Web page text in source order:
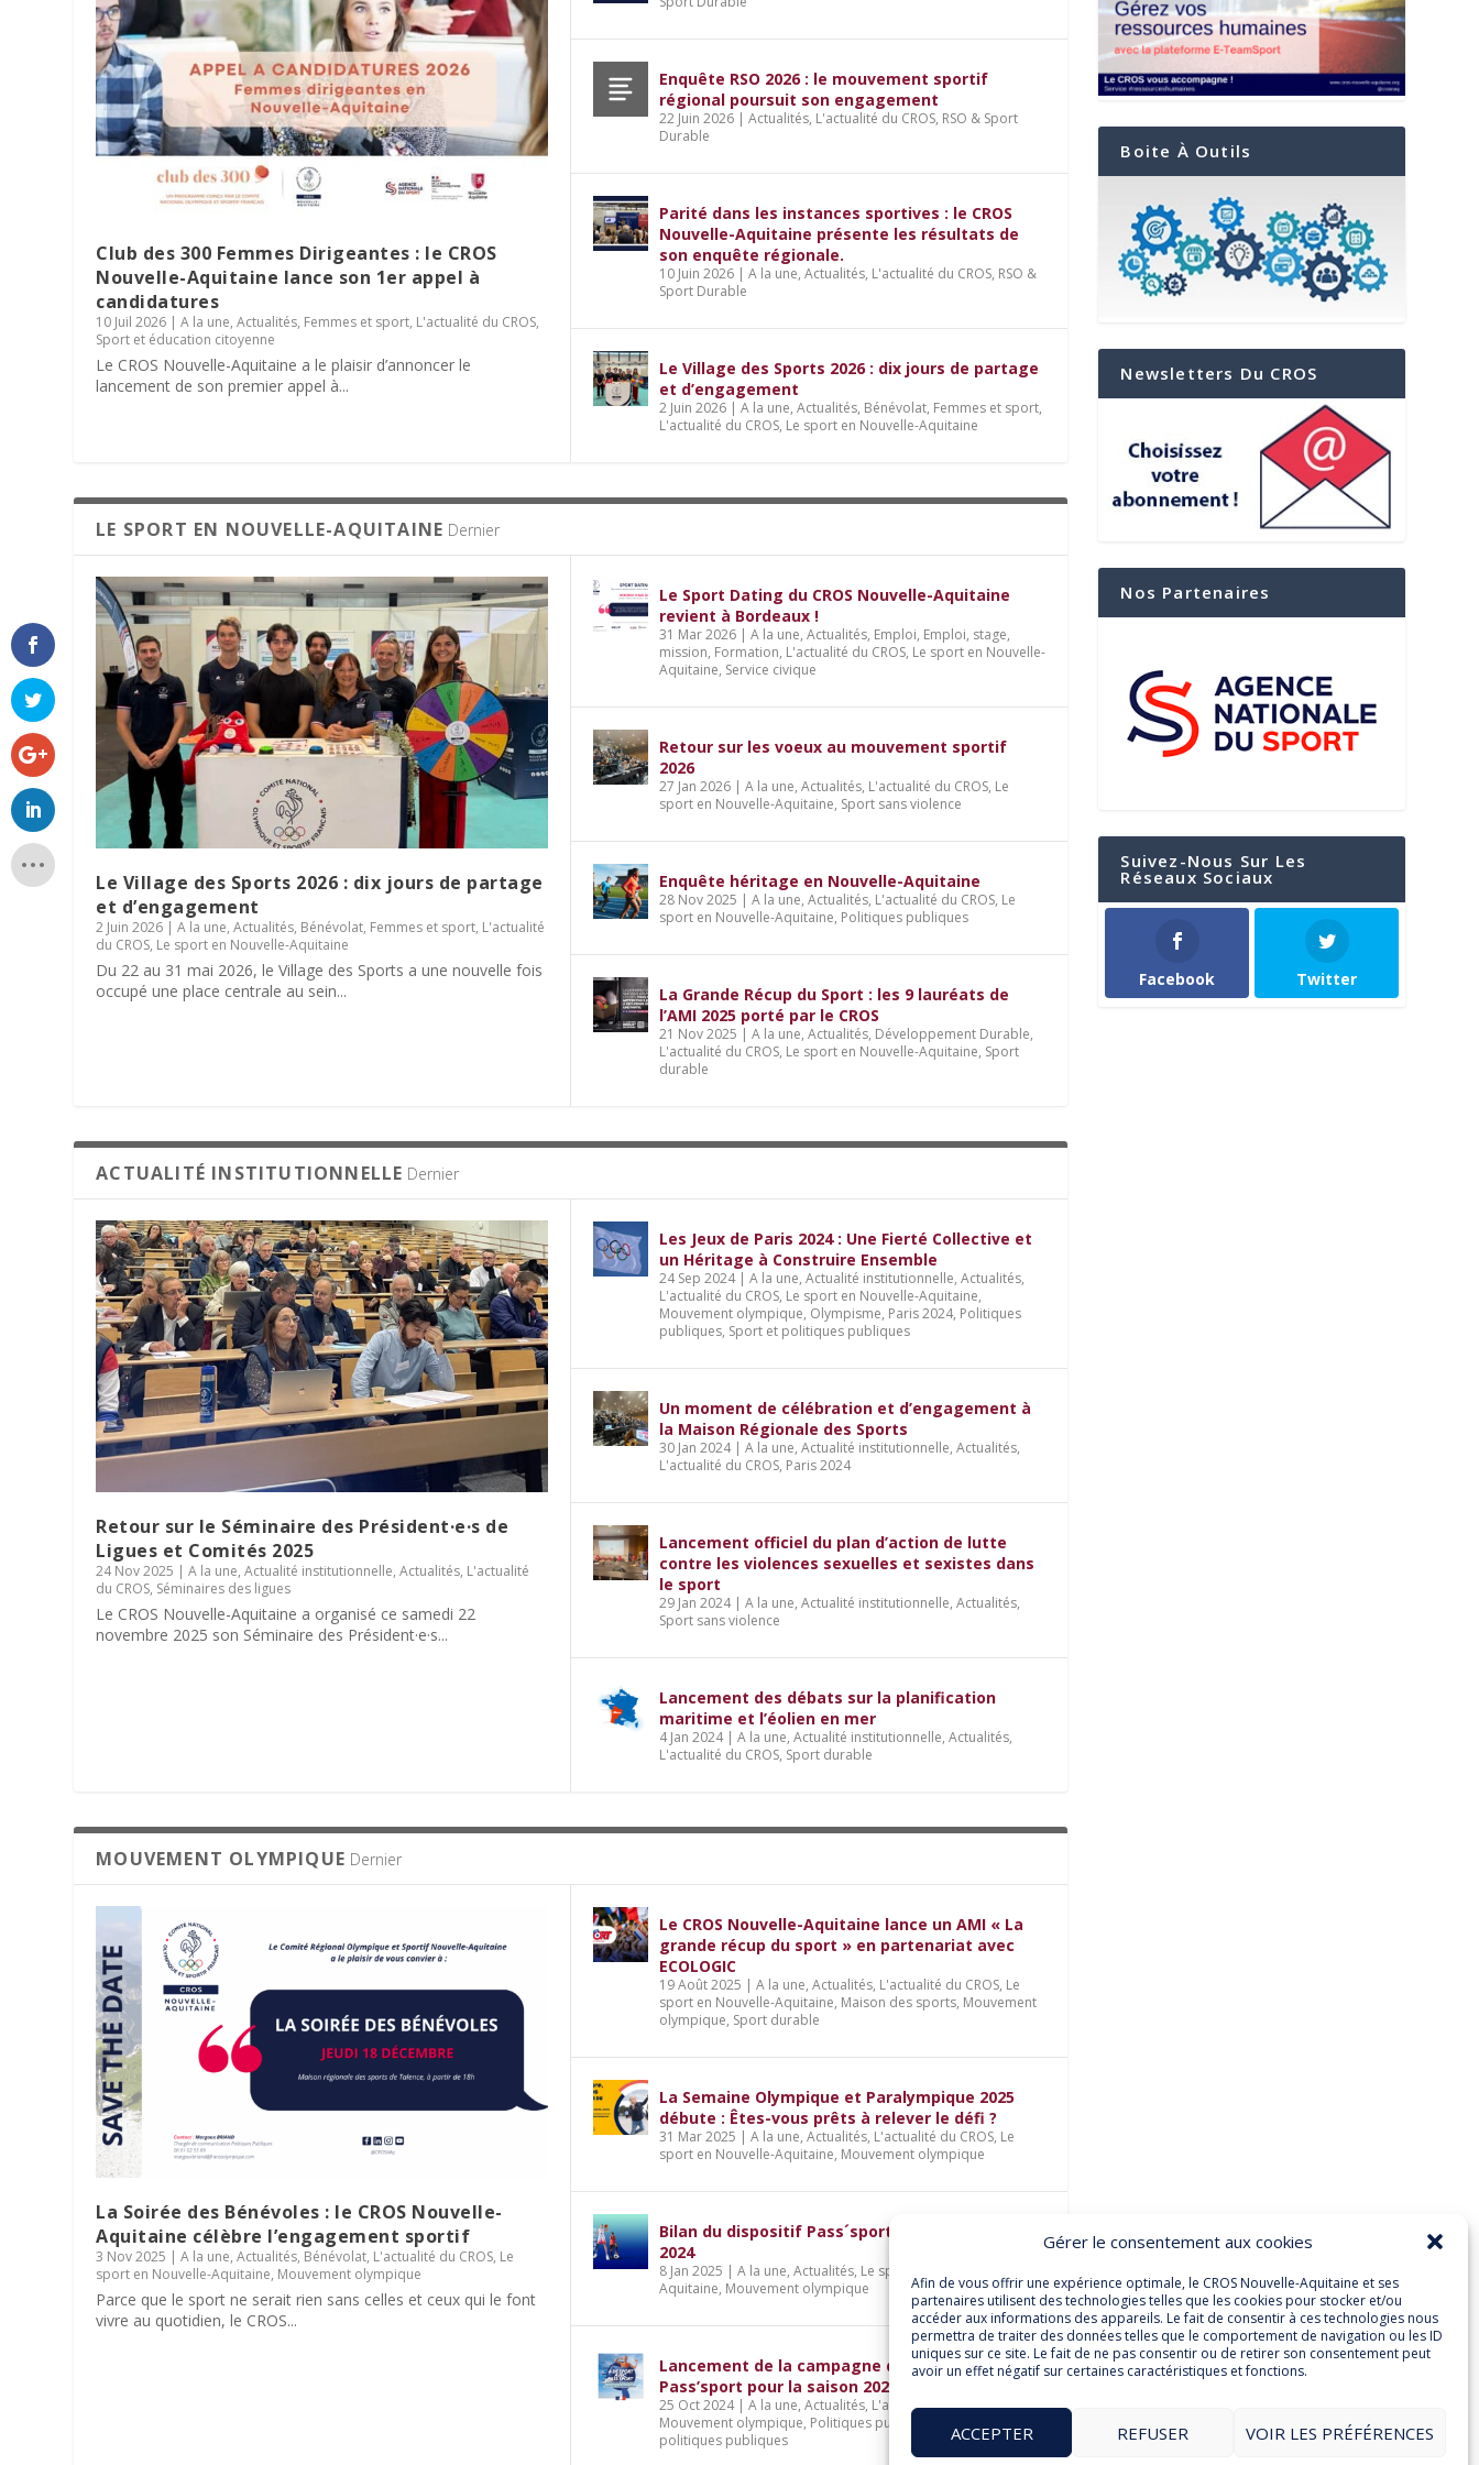
Gérer le consentement aux cookies
Afin de vous offrir une expérience optimale, le CROS Nouvelle-Aquitaine et ses
partenaires utilisent des technologies telles que les cookies pour stocker et/ou
accéder aux informations des appareils. Le fait de consentir à ces technologies nous
permettra de traiter des données telles que le comportement de navigation ou les ID
uniques sur ce site. Le fait de ne pas consentir ou de retirer son consentement peut
avoir un effet négatif sur certaines caractéristiques et fonctions.
ACCEPTER REFUSER VOIR LES PRÉFÉRENCES
Parité dans les instances sportives : le CROS Nouvelle-Aquitaine présente les
résultats de son enquête régionale.
10 Juin 2026 |A la une,Actualités,L'actualité du CROS
Le Village des Sports 2026 : dix jours de partage et d’engagement
2 Juin 2026|A la une ,Actualités,Bénévolat L'actualité du CROS,Le sport en Nouvelle-Aquitaine
La minute RSO – Mai 2026
27 Mai 2026 |A la une,Actualités,L'actualité du CROS
SPORT DATING 2026 : une matinée dédiée à l’emploi et aux métiers du sport
19 Mai 2026 |A la une,Actualités,L'actualité du CROS Sport et professionnalisation
Club des 300 Femmes Dirigeantes : le CROS
Nouvelle-Aquitaine lance son 1er appel à
candidatures
10 Juil 2026 |A la une,Actualités, Femmes et sport, L'actualité du CROS,
Sport et éducation citoyenne
Le CROS Nouvelle-Aquitaine a le plaisir d’annoncer le
lancement de son premier appel à...
Enquête RSO 2026 : le mouvement sportif
régional poursuit son engagement
22 Juin 2026| Actualités, L'actualité du CROS, RSO & Sport
Durable
Parité dans les instances sportives : le CROS
Nouvelle-Aquitaine présente les résultats de
son enquête régionale.
10 Juin 2026| A la une, Actualités, L'actualité du CROS, RSO &
Sport Durable
Le Village des Sports 2026 : dix jours de partage
et d’engagement
2 Juin 2026| A la une, Actualités, Bénévolat, Femmes et sport,
L'actualité du CROS, Le sport en Nouvelle-Aquitaine
LE SPORT EN NOUVELLE-AQUITAINE Dernier
Le Village des Sports 2026 : dix jours de partage
et d’engagement
2 Juin 2026 |A la une,Actualités, Bénévolat, Femmes et sport, L'actualité
du CROS, Le sport en Nouvelle-Aquitaine
Du 22 au 31 mai 2026, le Village des Sports a une nouvelle fois
occupé une place centrale au sein...
Le Sport Dating du CROS Nouvelle-Aquitaine
revient à Bordeaux !
31 Mar 2026| A la une, Actualités, Emploi, Emploi, stage,
mission, Formation, L'actualité du CROS, Le sport en Nouvelle-
Aquitaine, Service civique
Retour sur les voeux au mouvement sportif
2026
27 Jan 2026| A la une, Actualités, L'actualité du CROS, Le
sport en Nouvelle-Aquitaine, Sport sans violence
Enquête héritage en Nouvelle-Aquitaine
28 Nov 2025 | A la une, Actualités, L'actualité du CROS, Le
sport en Nouvelle-Aquitaine, Politiques publiques
La Grande Récup du Sport : les 9 lauréats de
l’AMI 2025 porté par le CROS
21 Nov 2025 | A la une, Actualités, Développement Durable,
L'actualité du CROS, Le sport en Nouvelle-Aquitaine, Sport
durable
ACTUALITÉ INSTITUTIONNELLE Dernier
Retour sur le Séminaire des Président·e·s de
Ligues et Comités 2025
24 Nov 2025 |A la une,Actualité institutionnelle,Actualités, L'actualité
du CROS, Séminaires des ligues
Le CROS Nouvelle-Aquitaine a organisé ce samedi 22
novembre 2025 son Séminaire des Président·e·s...
Les Jeux de Paris 2024 : Une Fierté Collective et
un Héritage à Construire Ensemble
24 Sep 2024| A la une, Actualité institutionnelle, Actualités,
L'actualité du CROS, Le sport en Nouvelle-Aquitaine,
Mouvement olympique, Olympisme, Paris 2024, Politiques
publiques, Sport et politiques publiques
Un moment de célébration et d’engagement à
la Maison Régionale des Sports
30 Jan 2024| A la une, Actualité institutionnelle, Actualités,
L'actualité du CROS, Paris 2024
Lancement officiel du plan d’action de lutte
contre les violences sexuelles et sexistes dans
le sport
29 Jan 2024| A la une, Actualité institutionnelle, Actualités,
Sport sans violence
Lancement des débats sur la planification
maritime et l’éolien en mer
4 Jan 2024| A la une, Actualité institutionnelle, Actualités,
L'actualité du CROS, Sport durable
MOUVEMENT OLYMPIQUE Dernier
La Soirée des Bénévoles : le CROS Nouvelle-
Aquitaine célèbre l’engagement sportif
3 Nov 2025 |A la une,Actualités, Bénévolat, L'actualité du CROS, Le
sport en Nouvelle-Aquitaine, Mouvement olympique
Parce que le sport ne serait rien sans celles et ceux qui le font
vivre au quotidien, le CROS...
Le CROS Nouvelle-Aquitaine lance un AMI « La
grande récup du sport » en partenariat avec
ECOLOGIC
19 Août 2025 | A la une, Actualités, L'actualité du CROS, Le
sport en Nouvelle-Aquitaine, Maison des sports, Mouvement
olympique, Sport durable
La Semaine Olympique et Paralympique 2025
débute : Êtes-vous prêts à relever le défi ?
31 Mar 2025 | A la une, Actualités, L'actualité du CROS, Le
sport en Nouvelle-Aquitaine, Mouvement olympique
Bilan du dispositif Pass´sport pour la saison
2024
8 Jan 2025 | A la une, Actualités, Le sport en Nouvelle-
Aquitaine, Mouvement olympique
Lancement de la campagne du dispositif
Pass’sport pour la saison 2024-2025
25 Oct 2024| A la une, Actualités, L'actualité du CROS,
Mouvement olympique, Politiques publiques
politiques publiques
Boite À Outils
Newsletters Du CROS
Nos Partenaires
Suivez-Nous Sur Les
Réseaux Sociaux
Facebook Twitter